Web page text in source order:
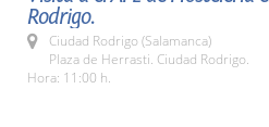
Rodrigo.
Ciudad Rodrigo (Salamanca)
Plaza de Herrasti. Ciudad Rodrigo.
Hora: 11:00 h.